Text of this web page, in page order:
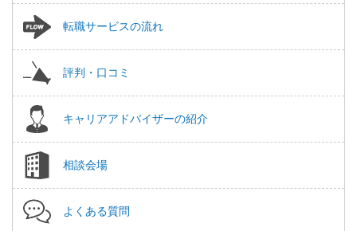
転職サービスの流れ
評判・口コミ
キャリアアドバイザーの紹介
相談会場
よくある質問